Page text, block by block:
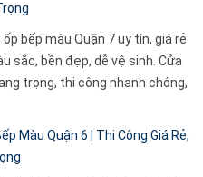
bếp màu Quận 7 uy tín, giá rẻ
sắc, bền đẹp, dễ vệ sinh. Cửa
trọng, thi công nhanh chóng,
Màu Quận 6 | Thi Công Giá Rẻ,